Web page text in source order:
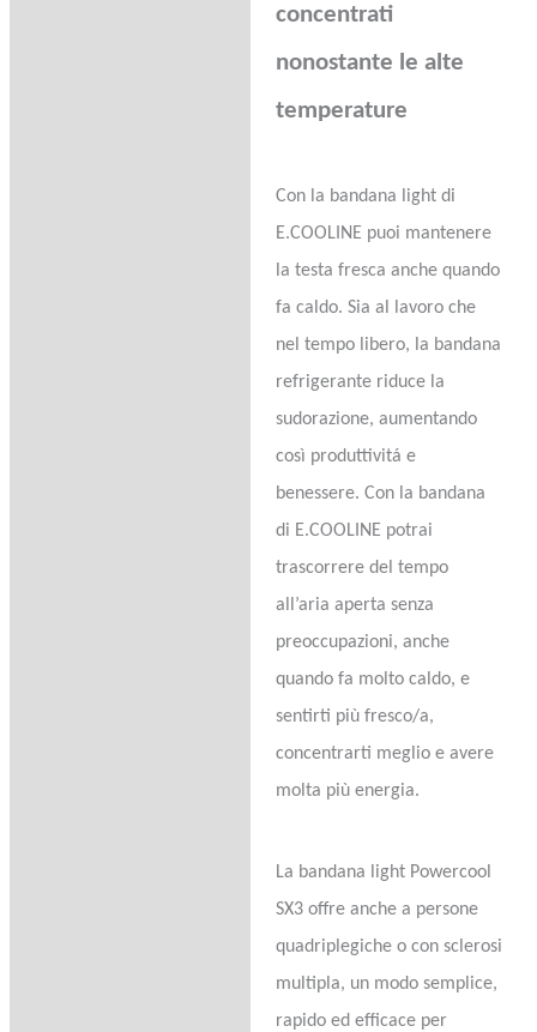
concentrati
nonostante le alte
temperature
Con la bandana light di
E.COOLINE puoi mantenere
la testa fresca anche quando
fa caldo. Sia al lavoro che
nel tempo libero, la bandana
refrigerante riduce la
sudorazione, aumentando
così produttivitá e
benessere. Con la bandana
di E.COOLINE potrai
trascorrere del tempo
all’aria aperta senza
preoccupazioni, anche
quando fa molto caldo, e
sentirti più fresco/a,
concentrarti meglio e avere
molta più energia.
La bandana light Powercool
SX3 offre anche a persone
quadriplegiche o con sclerosi
multipla, un modo semplice,
rapido ed efficace per